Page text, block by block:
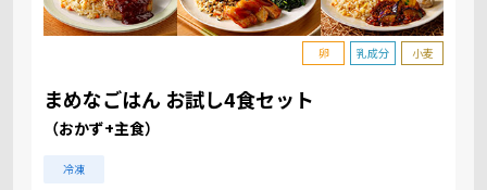
卵 乳成分 小麦
まめなごはん お試し4食セット
（おかず+主食）
冷凍